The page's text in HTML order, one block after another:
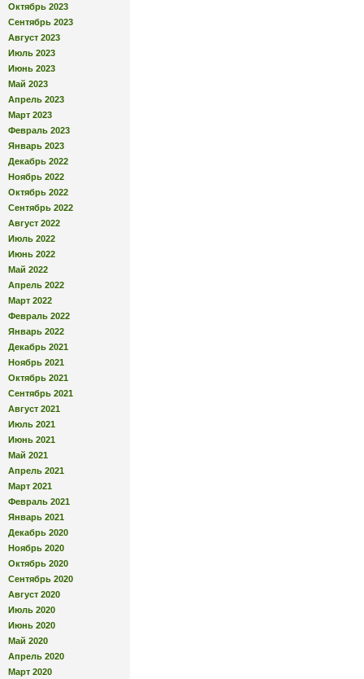
Октябрь 2023
Сентябрь 2023
Август 2023
Июль 2023
Июнь 2023
Май 2023
Апрель 2023
Март 2023
Февраль 2023
Январь 2023
Декабрь 2022
Ноябрь 2022
Октябрь 2022
Сентябрь 2022
Август 2022
Июль 2022
Июнь 2022
Май 2022
Апрель 2022
Март 2022
Февраль 2022
Январь 2022
Декабрь 2021
Ноябрь 2021
Октябрь 2021
Сентябрь 2021
Август 2021
Июль 2021
Июнь 2021
Май 2021
Апрель 2021
Март 2021
Февраль 2021
Январь 2021
Декабрь 2020
Ноябрь 2020
Октябрь 2020
Сентябрь 2020
Август 2020
Июль 2020
Июнь 2020
Май 2020
Апрель 2020
Март 2020